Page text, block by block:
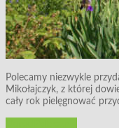
Polecamy niezwykle
Mikołajczyk, z której
cały rok pielęgnować